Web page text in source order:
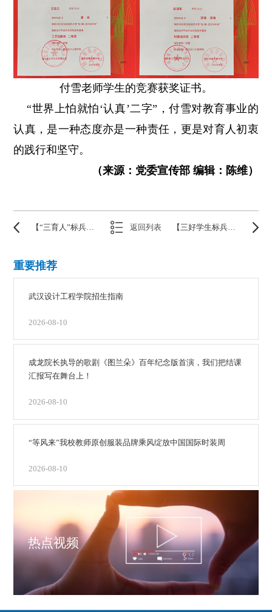
付雪老师学生的竞赛获奖证书。
“世界上怕就怕‘认真’二字”，付雪对教育事业的
认真，是一种态度亦是一种责任，更是对育人初衷
的践行和坚守。
（来源：党委宣传部 编辑：陈维）
【“三育人”标兵】付晓燕：教研并进 育人于行 返回列表 【三好学生标兵】丁妮——让努力成为一种习惯
重要推荐
武汉设计工程学院招生指南
2026-08-10
成龙院长执导的歌剧《图兰朵》百年纪念版首演，我们把结课
汇报写在舞台上！
2026-08-10
“等风来”我校教师原创服装品牌乘风绽放中国国际时装周
2026-08-10
热点视频